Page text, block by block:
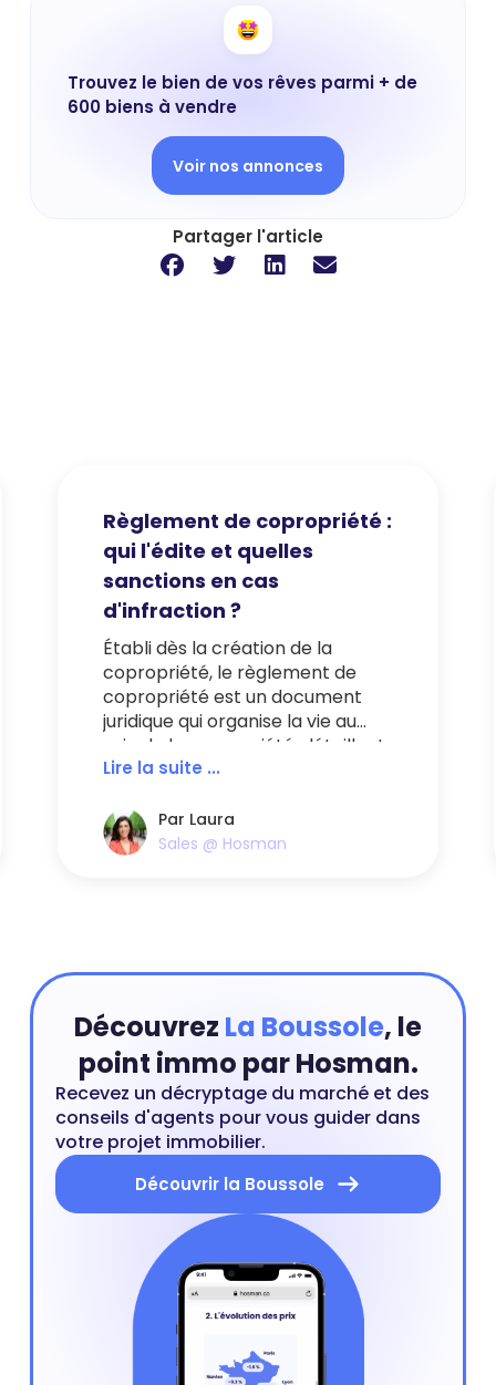
Trouvez le bien de vos rêves parmi + de
600 biens à vendre
Voir nos annonces
Partager l'article
Règlement de copropriété :
qui l'édite et quelles
sanctions en cas
d'infraction ?
Établi dès la création de la
copropriété, le règlement de
copropriété est un document
juridique qui organise la vie au
sein de la copropriété, détaillant
les droits et devoirs de chacun. À
règlement de copropriété ? À qui
est-il destiné ? Qui est tenu de
Lire la suite ...
Par Laura
Sales @ Hosman
Découvrez La Boussole, le
point immo par Hosman.
Recevez un décryptage du marché et des
conseils d'agents pour vous guider dans
votre projet immobilier.
Découvrir la Boussole